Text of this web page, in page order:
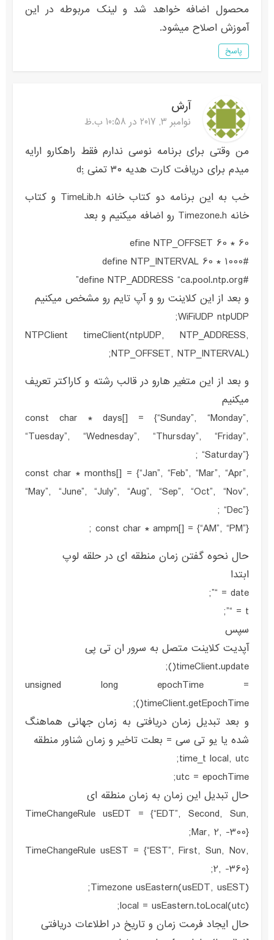
محصول اضافه خواهد شد و لینک مربوطه در این
آموزش اصلاح میشود.
پاسخ
آرش
نوامبر 3, 2017 در 10:58 ب.ظ
من وقتی برای برنامه نوسی ندارم فقط راهکارو ارایه
میدم برای دریافت کارت هدیه ۳۰ تمنی :ِd
خب به این برنامه دو کتاب خانه TimeLib.h و کتاب
خانه Timezone.h رو اضافه میکنیم و بعد
efine NTP_OFFSET 60 * 60
#define NTP_INTERVAL 60 * 1000
#define NTP_ADDRESS “ca.pool.ntp.org”
و بعد از این کلاینت رو و آپ تایم رو مشخص میکنیم
WiFiUDP ntpUDP;
NTPClient timeClient(ntpUDP, NTP_ADDRESS,
NTP_OFFSET, NTP_INTERVAL);
و بعد از این متغیر هارو در قالب رشته و کاراکتر تعریف
میکنیم
const char * days[] = {“Sunday”, “Monday”,
“Tuesday”, “Wednesday”, “Thursday”, “Friday”,
“Saturday”} ;
const char * months[] = {“Jan”, “Feb”, “Mar”, “Apr”,
“May”, “June”, “July”, “Aug”, “Sep”, “Oct”, “Nov”,
“Dec”} ;
const char * ampm[] = {“AM”, “PM”} ;
حال نحوه گفتن زمان منطقه ای در حلقه لوپ
ابتدا
date = “”;
t = “”;
سپس
آپدیت کلاینت متصل به سرور ان تی پی
timeClient.update();
unsigned long epochTime =
timeClient.getEpochTime();
و بعد تبدیل زمان دریافتی به زمان جهانی هماهنگ
شده یا یو تی سی = بعلت تاخیر و زمان شناور منطقه
time_t local, utc;
utc = epochTime;
حال تبدیل این زمان به زمان منطقه ای
TimeChangeRule usEDT = {“EDT”, Second, Sun,
Mar, 2, -300};
TimeChangeRule usEST = {“EST”, First, Sun, Nov,
2, -360};
Timezone usEastern(usEDT, usEST);
local = usEastern.toLocal(utc);
حال ایجاد فرمت زمان و تاریخ در اطلاعات دریافتی